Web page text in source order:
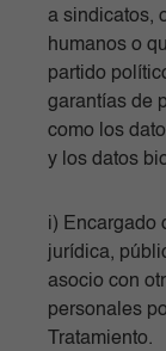
a sindicatos,
humanos o
partido
garantías de
como los
y los datos
i) Encargado
jurídica,
asocio con
personales
Tratamiento.